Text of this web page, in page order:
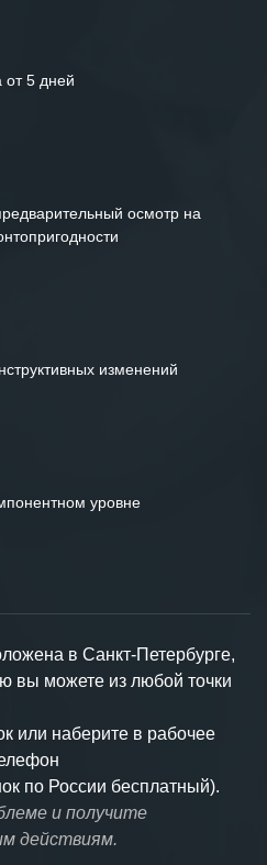
от 5 дней
осмотр на
изменений
уровне
в Санкт-Петербурге,
вы можете из любой точки
или наберите в рабочее
по России бесплатный).
и получите
действиям.